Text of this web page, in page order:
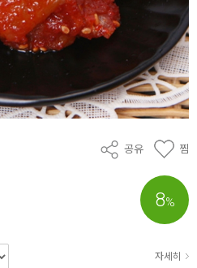
공유 찜
8%
자세히